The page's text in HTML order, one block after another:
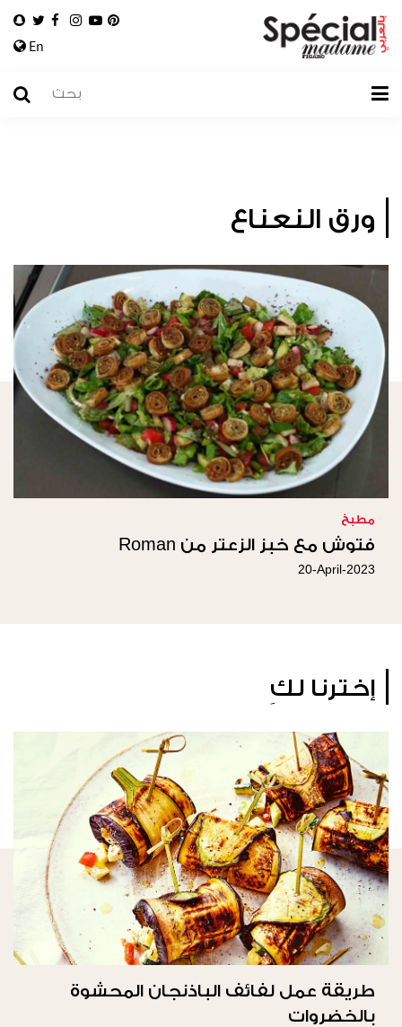
En
ورق النعناع
مطبخ
فتوش مع خبز الزعتر من Roman
20-April-2023
إخترنا لكِ
طريقة عمل لفائف الباذنجان المحشوة
بالخضروات